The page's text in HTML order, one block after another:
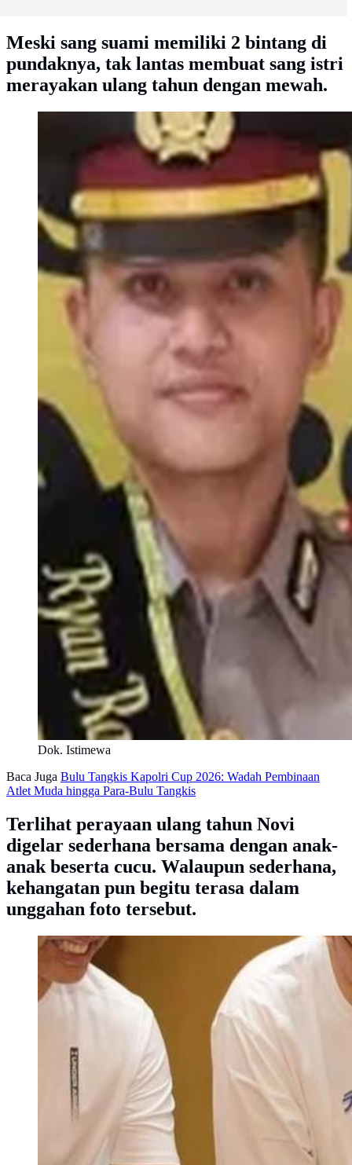
Meski sang suami memiliki 2 bintang di
pundaknya, tak lantas membuat sang istri
merayakan ulang tahun dengan mewah.
Dok. Istimewa
Baca Juga Bulu Tangkis Kapolri Cup 2026: Wadah Pembinaan
Atlet Muda hingga Para-Bulu Tangkis
Terlihat perayaan ulang tahun Novi
digelar sederhana bersama dengan anak-
anak beserta cucu. Walaupun sederhana,
kehangatan pun begitu terasa dalam
unggahan foto tersebut.